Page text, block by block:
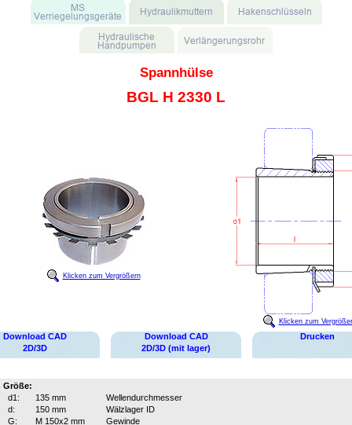
Spannhülse
BGL H 2330 L
Klicken zum Vergrößern
Klicken zum
Download CAD
2D/3D
Download CAD
2D/3D (mit lager)
Drucken
Größe:
d1:
135 mm
Wellendurchmesser
d:
150 mm
Wälzlager ID
G:
M 150x2 mm
Gewinde